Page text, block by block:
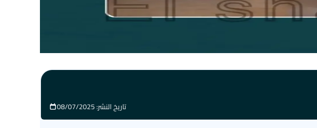
تاريخ النشر: 08/07/2025